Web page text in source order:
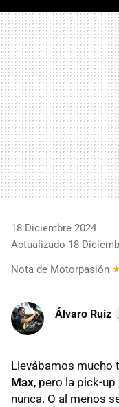
18 Diciembre 2024
Actualizado 18
Nota de Motorpasión
Álvaro Ruiz
Llevábamos mucho
Max, pero la pick-
nunca. O al menos